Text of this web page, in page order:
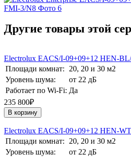
Другие товары этой
Electrolux EACS/I-09+09+12 HEN-
Площади комнат:
20, 20 и 30 м2
Уровень шума:
от 22 дБ
Работает по Wi-Fi: Да
235 800₽
В корзину
Electrolux EACS/I-09+09+12 HEN-
Площади комнат:
20, 20 и 30 м2
Уровень шума:
от 22 дБ